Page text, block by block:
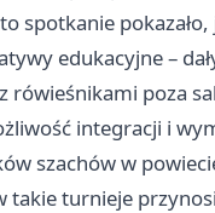
spotkanie
edukacyjne –
rówieśnikami poza
integracji i
szachów w
takie turnieje